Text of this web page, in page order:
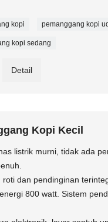
kopi pemanggang kopi
kopi sedang
Detail
Kopi Kecil
listrik murni, tidak ada
roti dan pendinginan
800 watt. Sistem